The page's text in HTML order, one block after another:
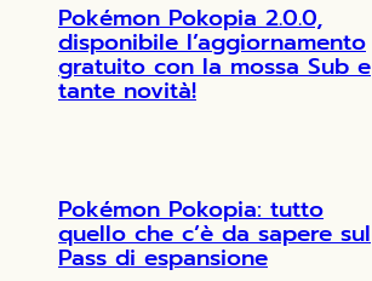
Pokémon Pokopia 2.0.0,
disponibile l’aggiornamento
gratuito con la mossa Sub e
tante novità!
Pokémon Pokopia: tutto
quello che c’è da sapere sul
Pass di espansione